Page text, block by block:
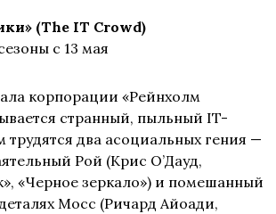
» (The IT Crowd)
с 13 мая
корпорации «Рейнхолм
странный, пыльный IT-
трудятся два асоциальных гения —
Рой (Крис О’Дауд,
«Черное зеркало») и помешанный
Мосс (Ричард Айоади,